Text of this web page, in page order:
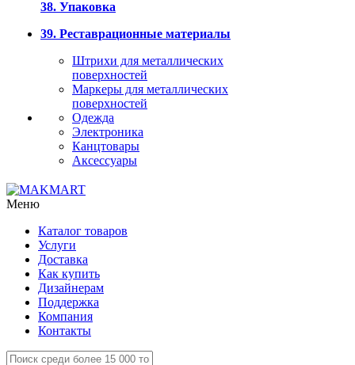
38. Упаковка
39. Реставрационные материалы
Штрихи для металлических
поверхностей
Маркеры для металлических
поверхностей
Одежда
Электроника
Канцтовары
Аксессуары
Меню
Каталог товаров
Услуги
Доставка
Как купить
Дизайнерам
Поддержка
Компания
Контакты